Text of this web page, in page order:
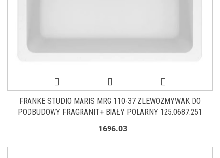
FRANKE STUDIO MARIS MRG 110-37 ZLEWOZMYWAK DO
PODBUDOWY FRAGRANIT+ BIAŁY POLARNY 125.0687.251
1696.03